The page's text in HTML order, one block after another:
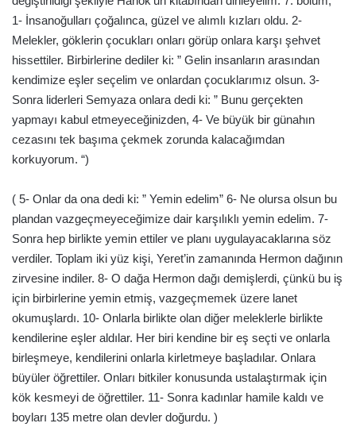
1- İnsanoğulları çoğalınca, güzel ve alımlı kızları oldu. 2-
Melekler, göklerin çocukları onları görüp onlara karşı şehvet
hissettiler. Birbirlerine dediler ki: ” Gelin insanların arasından
kendimize eşler seçelim ve onlardan çocuklarımız olsun. 3-
Sonra liderleri Semyaza onlara dedi ki: ” Bunu gerçekten
yapmayı kabul etmeyeceğinizden, 4- Ve büyük bir günahın
cezasını tek başıma çekmek zorunda kalacağımdan
korkuyorum. “)
( 5- Onlar da ona dedi ki: ” Yemin edelim” 6- Ne olursa olsun bu
plandan vazgeçmeyeceğimize dair karşılıklı yemin edelim. 7-
Sonra hep birlikte yemin ettiler ve planı uygulayacaklarına söz
verdiler. Toplam iki yüz kişi, Yeret’in zamanında Hermon dağının
zirvesine indiler. 8- O dağa Hermon dağı demişlerdi, çünkü bu iş
için birbirlerine yemin etmiş, vazgeçmemek üzere lanet
okumuşlardı. 10- Onlarla birlikte olan diğer meleklerle birlikte
kendilerine eşler aldılar. Her biri kendine bir eş seçti ve onlarla
birleşmeye, kendilerini onlarla kirletmeye başladılar. Onlara
büyüler öğrettiler. Onları bitkiler konusunda ustalaştırmak için
kök kesmeyi de öğrettiler. 11- Sonra kadınlar hamile kaldı ve
boyları 135 metre olan devler doğurdu. )